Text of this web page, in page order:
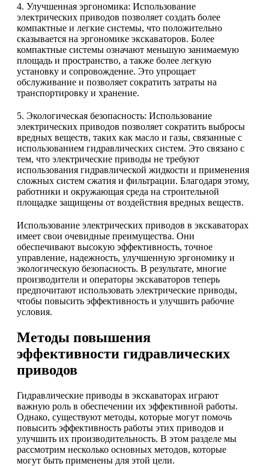
4. Улучшенная эргономика: Использование
электрических приводов позволяет создать более
компактные и легкие системы, что положительно
сказывается на эргономике экскаваторов. Более
компактные системы означают меньшую занимаемую
площадь и пространство, а также более легкую
установку и сопровождение. Это упрощает
обслуживание и позволяет сократить затраты на
транспортировку и хранение.
5. Экологическая безопасность: Использование
электрических приводов позволяет сократить выбросы
вредных веществ, таких как масло и газы, связанные с
использованием гидравлических систем. Это связано с
тем, что электрические приводы не требуют
использования гидравлической жидкости и применения
сложных систем сжатия и фильтрации. Благодаря этому,
работники и окружающая среда на строительной
площадке защищены от воздействия вредных веществ.
Использование электрических приводов в экскаваторах
имеет свои очевидные преимущества. Они
обеспечивают высокую эффективность, точное
управление, надежность, улучшенную эргономику и
экологическую безопасность. В результате, многие
производители и операторы экскаваторов теперь
предпочитают использовать электрические приводы,
чтобы повысить эффективность и улучшить рабочие
условия.
Методы повышения
эффективности гидравлических
приводов
Гидравлические приводы в экскаваторах играют
важную роль в обеспечении их эффективной работы.
Однако, существуют методы, которые могут помочь
повысить эффективность работы этих приводов и
улучшить их производительность. В этом разделе мы
рассмотрим несколько основных методов, которые
могут быть применены для этой цели.